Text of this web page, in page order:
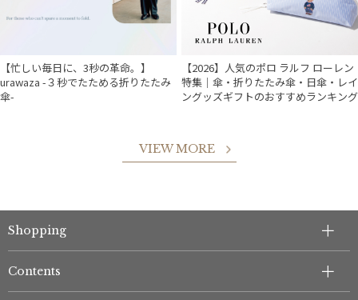
【忙しい毎日に、3秒の革命。】
urawaza -３秒でたためる折りたたみ
傘-
【2026】人気のポロ ラルフ ローレン
特集｜傘・折りたたみ傘・日傘・レイ
ングッズギフトのおすすめランキング
VIEW MORE
Shopping
Contents